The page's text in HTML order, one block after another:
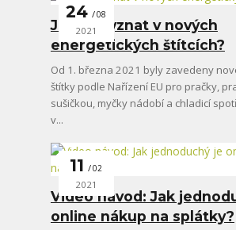
24 08
2021
Jak se vyznat v nových
energetických štítcích?
Od 1. března 2021 byly zavedeny
štítky podle Nařízení EU pro pračky,
sušičkou, myčky nádobí a chladicí
v...
11 02
2021
Video návod: Jak
online nákup na splátky?